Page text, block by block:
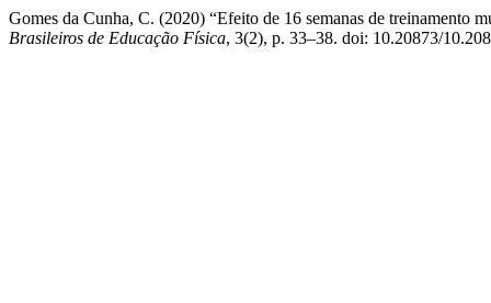
Gomes da Cunha, C. (2020) “Efeito de 16 semanas de treinamento
Brasileiros de Educação Física, 3(2), p. 33–38. doi: 10.20873/